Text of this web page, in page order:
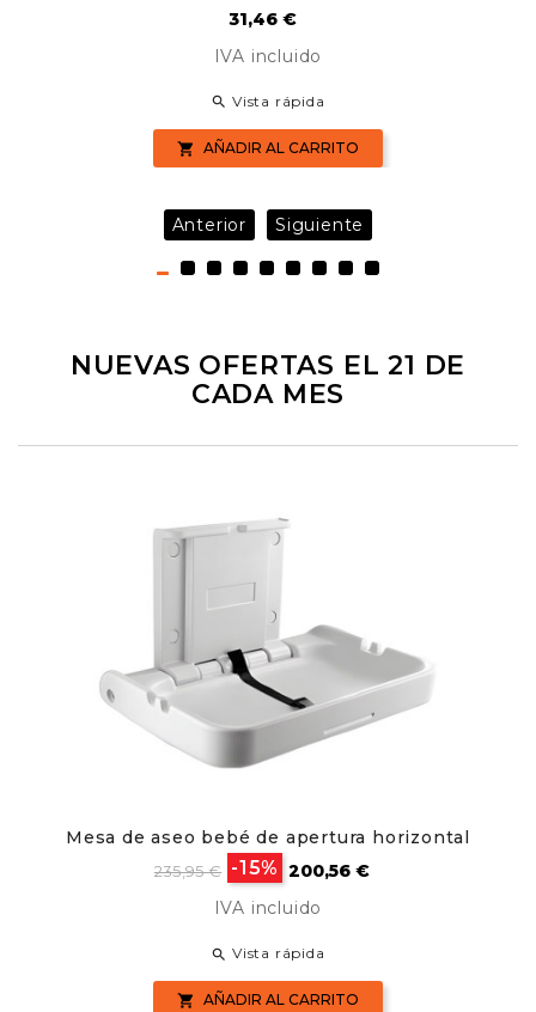
Precio
31,46 €
IVA incluido
 Vista rápida
 AÑADIR AL CARRITO
Anterior Siguiente
NUEVAS OFERTAS EL 21 DE
CADA MES
Mesa de aseo bebé de apertura horizontal
Precio
235,95 € -15% Precio
200,56 €
IVA incluido
 Vista rápida
 AÑADIR AL CARRITO